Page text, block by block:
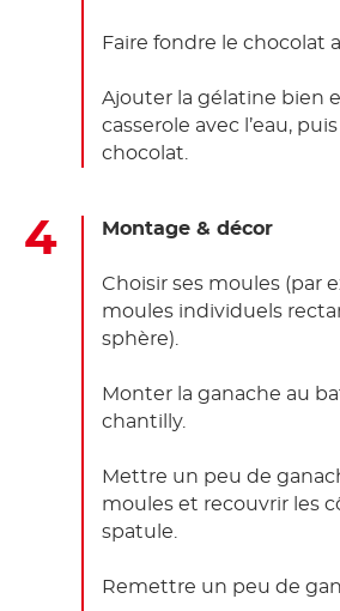
Faire fondre le chocolat
Ajouter la gélatine bien
casserole avec l’eau,
chocolat.
Montage & décor
Choisir ses moules (par
moules individuels
sphère).
Monter la ganache au
chantilly.
Mettre un peu de
moules et recouvrir les
spatule.
Remettre un peu de